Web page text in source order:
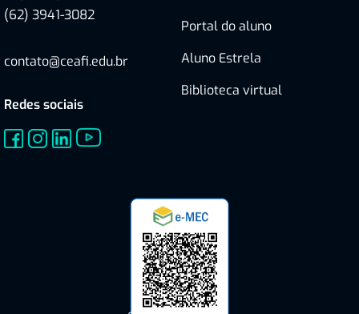
(62) 3941-3082
contato@ceafi.edu.br
Redes sociais
Portal do aluno
Aluno Estrela
Biblioteca virtual